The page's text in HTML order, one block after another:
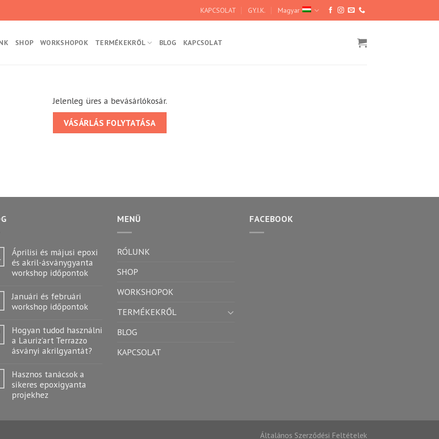
KAPCSOLAT GY.I.K. Magyar
SHOP WORKSHOPOK TERMÉKEKRŐL BLOG KAPCSOLAT
Jelenleg üres a bevásárlókosár.
VÁSÁRLÁS FOLYTATÁSA
Áprilisi és májusi epoxi
és akril-ásványgyanta
workshop időpontok
Januári és februári
workshop időpontok
Hogyan tudod használni
a Lauriz’art Terrazzo
ásványi akrilgyantát?
Hasznos tanácsok a
sikeres epoxigyanta
projekhez
MENÜ
RÓLUNK
SHOP
WORKSHOPOK
TERMÉKEKRŐL
BLOG
KAPCSOLAT
FACEBOOK
Általános Szerződési Feltételek